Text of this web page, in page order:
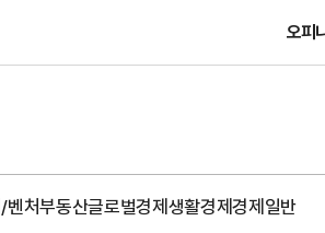
오피
벤처부동산글로벌경제생활경제경제일반